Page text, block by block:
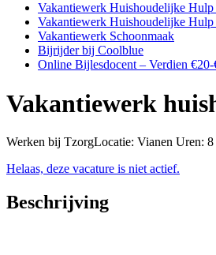
Vakantiewerk Huishoudelijke
Vakantiewerk Huishoudelijke
Vakantiewerk Schoonmaak
Bijrijder bij Coolblue
Online Bijlesdocent – Verdien
Vakantiewerk
Werken bij TzorgLocatie: Vianen Uren:
Helaas, deze vacature is niet actief.
Beschrijving